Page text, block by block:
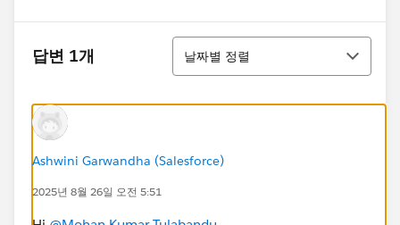
답변 1개
정렬
날짜별 정렬
Ashwini Garwandha (Salesforce)
2025년 8월 26일 오전 5:51